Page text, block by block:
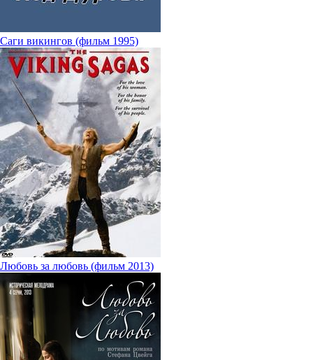
Саги викингов (фильм 1995)
Любовь за любовь (фильм 2013)